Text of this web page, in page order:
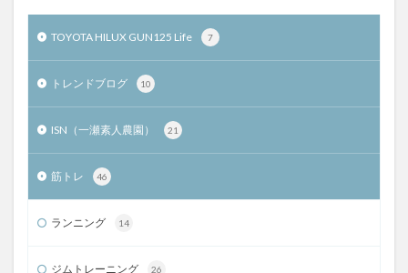
TOYOTA HILUX GUN125 Life 7
トレンドブログ 10
ISN（一瀬素人農園） 21
筋トレ 46
ランニング 14
ジムトレーニング 26